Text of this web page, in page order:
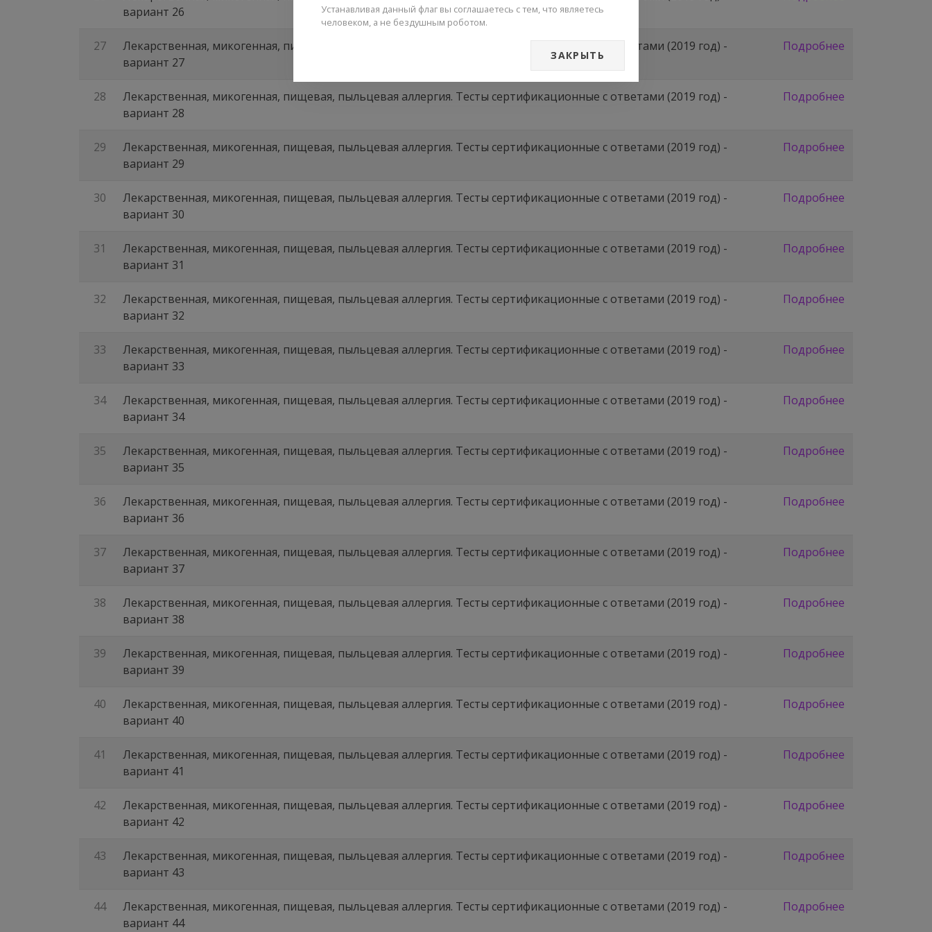
вариант 26
27
Лекарственная, микогенная, пищевая, пыльцевая аллергия. Тесты сертификационные с ответами (2019 год) -
вариант 27
Подробнее
28
Лекарственная, микогенная, пищевая, пыльцевая аллергия. Тесты сертификационные с ответами (2019 год) -
вариант 28
Подробнее
29
Лекарственная, микогенная, пищевая, пыльцевая аллергия. Тесты сертификационные с ответами (2019 год) -
вариант 29
Подробнее
30
Лекарственная, микогенная, пищевая, пыльцевая аллергия. Тесты сертификационные с ответами (2019 год) -
вариант 30
Подробнее
31
Лекарственная, микогенная, пищевая, пыльцевая аллергия. Тесты сертификационные с ответами (2019 год) -
вариант 31
Подробнее
32
Лекарственная, микогенная, пищевая, пыльцевая аллергия. Тесты сертификационные с ответами (2019 год) -
вариант 32
Подробнее
33
Лекарственная, микогенная, пищевая, пыльцевая аллергия. Тесты сертификационные с ответами (2019 год) -
вариант 33
Подробнее
34
Лекарственная, микогенная, пищевая, пыльцевая аллергия. Тесты сертификационные с ответами (2019 год) -
вариант 34
Подробнее
35
Лекарственная, микогенная, пищевая, пыльцевая аллергия. Тесты сертификационные с ответами (2019 год) -
вариант 35
Подробнее
36
Лекарственная, микогенная, пищевая, пыльцевая аллергия. Тесты сертификационные с ответами (2019 год) -
вариант 36
Подробнее
37
Лекарственная, микогенная, пищевая, пыльцевая аллергия. Тесты сертификационные с ответами (2019 год) -
вариант 37
Подробнее
38
Лекарственная, микогенная, пищевая, пыльцевая аллергия. Тесты сертификационные с ответами (2019 год) -
вариант 38
Подробнее
39
Лекарственная, микогенная, пищевая, пыльцевая аллергия. Тесты сертификационные с ответами (2019 год) -
вариант 39
Подробнее
40
Лекарственная, микогенная, пищевая, пыльцевая аллергия. Тесты сертификационные с ответами (2019 год) -
вариант 40
Подробнее
41
Лекарственная, микогенная, пищевая, пыльцевая аллергия. Тесты сертификационные с ответами (2019 год) -
вариант 41
Подробнее
42
Лекарственная, микогенная, пищевая, пыльцевая аллергия. Тесты сертификационные с ответами (2019 год) -
вариант 42
Подробнее
43
Лекарственная, микогенная, пищевая, пыльцевая аллергия. Тесты сертификационные с ответами (2019 год) -
вариант 43
Подробнее
44
Лекарственная, микогенная, пищевая, пыльцевая аллергия. Тесты сертификационные с ответами (2019 год) -
вариант 44
Подробнее
Устанавливая данный флаг вы соглашаетесь с тем, что являетесь
человеком, а не бездушным роботом.
ЗАКРЫТЬ